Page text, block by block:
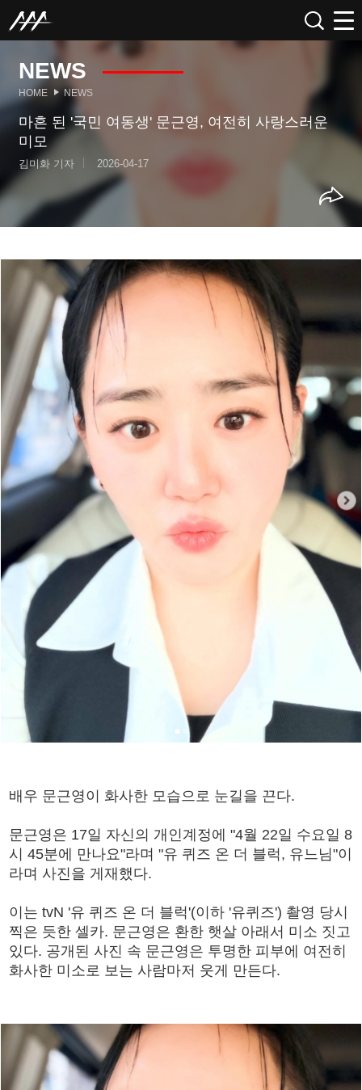
NEWS
HOME NEWS
마흔 된 '국민 여동생' 문근영, 여전히 사랑스러운
미모
김미화 기자 2026-04-17
배우 문근영이 화사한 모습으로 눈길을 끈다.
문근영은 17일 자신의 개인계정에 "4월 22일 수요일 8
시 45분에 만나요"라며 "유 퀴즈 온 더 블럭, 유느님"이
라며 사진을 게재했다.
이는 tvN '유 퀴즈 온 더 블럭'(이하 '유퀴즈') 촬영 당시
찍은 듯한 셀카. 문근영은 환한 햇살 아래서 미소 짓고
있다. 공개된 사진 속 문근영은 투명한 피부에 여전히
화사한 미소로 보는 사람마저 웃게 만든다.